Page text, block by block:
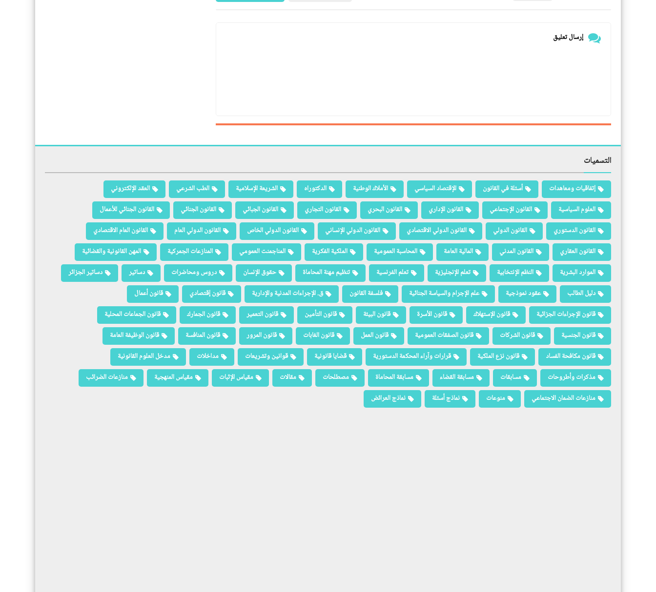
إرسال تعليق
التسميات
إتفاقيات ومعاهدات أسئلة في القانون الإقتصاد السياسي الأملاك الوطنية الدكتوراه الشريعة الإسلامية الطب الشرعي
العقد الإلكتروني
العلوم السياسية
القانون الإجتماعي القانون الإداري القانون البحري القانون التجاري القانون الجبائي القانون الجنائي
القانون الجنائي للأعمال
القانون الدستوري
القانون الدولي القانون الدولي الاقتصادي القانون الدولي الإنساني القانون الدولي الخاص القانون الدولي العام
القانون العام الاقتصادي
القانون العقاري
القانون المدني المالية العامة المحاسبة العمومية الملكية الفكرية المناجمنت العمومي المنازعات الجمركية
المهن القانونية والقضائية
الموارد البشرية
النظم الإنتخابية تعلم الإنجليزية تعلم الفرنسية تنظيم مهنة المحاماة حقوق الإنسان دروس ومحاضرات دساتير
دساتير الجزائر
دليل الطالب
عقود نموذجية علم الإجرام والسياسة الجنائية فلسفة القانون ق. الإجراءات المدنية والإدارية قانون إقتصادي
قانون أعمال
قانون الإجراءات الجزائية
قانون الإستهلاك قانون الأسرة قانون البيئة قانون التأمين قانون التعمير قانون الجمارك
قانون الجماعات المحلية
قانون الجنسية
قانون الشركات قانون الصفقات العمومية قانون العمل قانون الغابات قانون المرور قانون المنافسة
قانون الوظيفة العامة
قانون مكافحة الفساد
قانون نزع الملكية قرارات وآراء المحكمة الدستورية قضايا قانونية قوانين وتشريعات مداخلات
مدخل العلوم القانونية
مذكرات وأطروحات
مسابقات مسابقة القضاء مسابقة المحاماة مصطلحات مقالات مقياس الإثبات مقياس المنهجية
منازعات الضرائب
منازعات الضمان الاجتماعي
منوعات نماذج أسئلة نماذج العرائض